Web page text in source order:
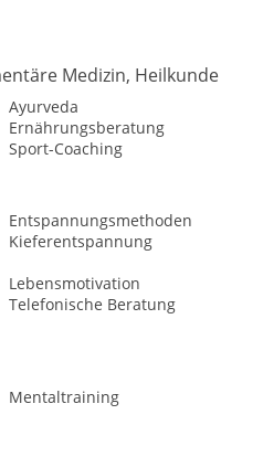
Medizin, Heilkunde
Ayurveda
Ernährungsberatung
Sport-Coaching
Entspannungsmethoden
Kieferentspannung
Lebensmotivation
Telefonische Beratung
Mentaltraining